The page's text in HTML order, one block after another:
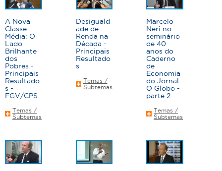
A Nova
Classe
Média: O
Lado
Brilhante
dos
Pobres -
Principais
Resultado
s -
FGV/CPS
Temas /
Subtemas
Desiguald
ade de
Renda na
Década -
Principais
Resultado
s
Temas /
Subtemas
Marcelo
Neri no
seminário
de 40
anos do
Caderno
de
Economia
do Jornal
O Globo -
parte 2
Temas /
Subtemas
á
g
i
n
a
s